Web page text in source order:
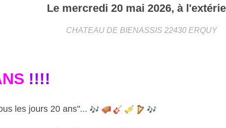
Le mercredi 20 mai 2026, à
CHATEAU DE BIENASSIS 22430 ERQUY
!!!!
les jours 20 ans"...